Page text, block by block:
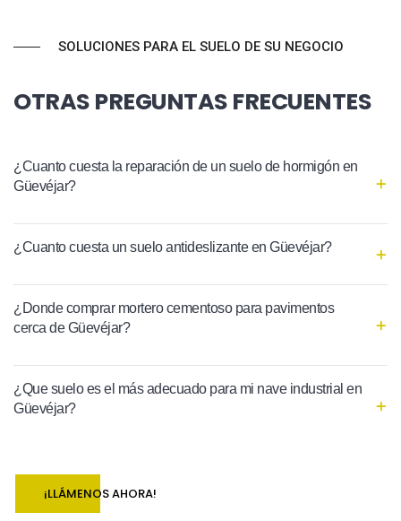
SOLUCIONES PARA EL SUELO DE SU NEGOCIO
OTRAS PREGUNTAS FRECUENTES
¿Cuanto cuesta la reparación de un suelo de hormigón en
Güevéjar?
¿Cuanto cuesta un suelo antideslizante en Güevéjar?
¿Donde comprar mortero cementoso para pavimentos
cerca de Güevéjar?
¿Que suelo es el más adecuado para mi nave industrial en
Güevéjar?
¡LLÁMENOS AHORA!